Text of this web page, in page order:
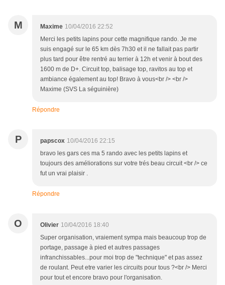
M Maxime 10/04/2016 22:52
Merci les petits lapins pour cette magnifique rando. Je me
suis engagé sur le 65 km dès 7h30 et il ne fallait pas partir
plus tard pour être rentré au terrier à 12h et venir à bout des
1600 m de D+. Circuit top, balisage top, ravitos au top et
ambiance également au top! Bravo à vous<br /> <br />
Maxime (SVS La séguinière)
Répondre
P papscox 10/04/2016 22:15
bravo les gars ces ma 5 rando avec les petits lapins et
toujours des améliorations sur votre trés beau circuit <br /> ce
fut un vrai plaisir .
Répondre
O Olivier 10/04/2016 18:40
Super organisation, vraiement sympa mais beaucoup trop de
portage, passage à pied et autres passages
infranchissables...pour moi trop de "technique" et pas assez
de roulant. Peut etre varier les circuits pour tous ?<br /> Merci
pour tout et encore bravo pour l'organisation.